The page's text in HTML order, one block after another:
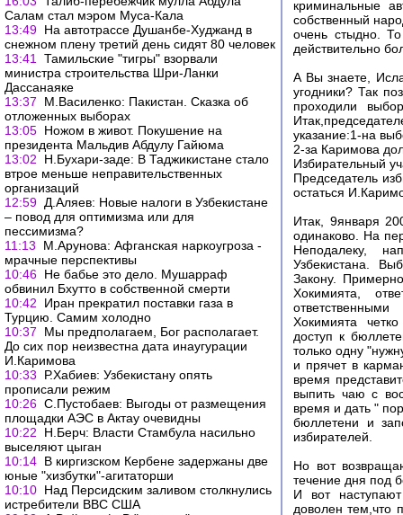
Салам стал мэром Муса-Кала
13:49 На автотрассе Душанбе-Худжанд в
снежном плену третий день сидят 80 человек
13:41
Тамильские "тигры" взорвали
министра строительства Шри-Ланки
Дассанаяке
13:37
М.Василенко: Пакистан. Сказка об
отложенных выборах
13:05 Ножом в живот. Покушение на
президента Мальдив Абдулу Гайюма
13:02
Н.Бухари-заде: В Таджикистане стало
втрое меньше неправительственных
организаций
12:59 Д.Аляев: Новые налоги в Узбекистане
– повод для оптимизма или для
пессимизма?
11:13
М.Арунова: Афганская наркоугроза -
мрачные перспективы
10:46 Не бабье это дело. Мушарраф
обвинил Бхутто в собственной смерти
10:42
Иран прекратил поставки газа в
Турцию. Самим холодно
10:37
Мы предполагаем, Бог располагает.
До сих пор неизвестна дата инаугурации
И.Каримова
10:33
Р.Хабиев: Узбекистану опять
прописали режим
10:26 С.Пустобаев: Выгоды от размещения
площадки АЭС в Актау очевидны
10:22
Н.Берч: Власти Стамбула насильно
выселяют цыган
10:14 В киргизском Кербене задержаны две
юные "хизбутки"-агитаторши
10:10 Над Персидским заливом столкнулись
истребители ВВС США
криминальные
собственный
очень стыдно.
действительно
А Вы знаете,
угодники? Так
проходили
указание:1-на
2-за Каримова
Избирательный
Председатель
остаться
Итак, 9января
одинаково. На
Неподалеку,
Узбекистана.
Закону.
Хокимията,
Хокимията
доступ к
только одну
и прячет в
время
выпить чаю с
время и дать "
бюллетени и
избирателей.
Но вот
течение дня под
И вот
доволен тем,что